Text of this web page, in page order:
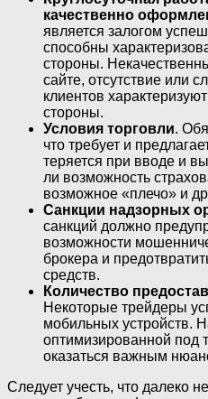
качественно
является залогом
способны
стороны.
сайте, отсутствие или
клиентов
стороны.
Условия торговли.
что требует и
теряется при вводе и
ли возможность
возможное «плечо» и
Санкции надзорных
санкций должно
возможности
брокера и
средств.
Количество
Некоторые трейдеры
мобильных устройств.
оптимизированной под
оказаться важным
Следует учесть, что далеко